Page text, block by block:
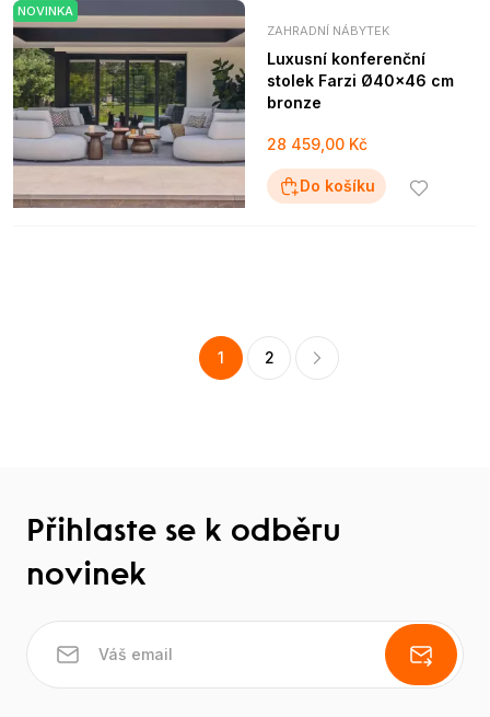
NOVINKA
ZAHRADNÍ NÁBYTEK
Luxusní konferenční
stolek Farzi Ø40x46 cm
bronze
28 459,00 Kč
Do košíku
1 2
Přihlaste se k odběru
novinek